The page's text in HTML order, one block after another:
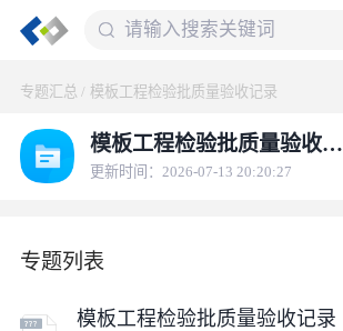
专题汇总 / 模板工程检验批质量验收记录
模板工程检验批质量验收记录
更新时间：2026-07-13 20:20:27
专题列表
模板工程检验批质量验收记录